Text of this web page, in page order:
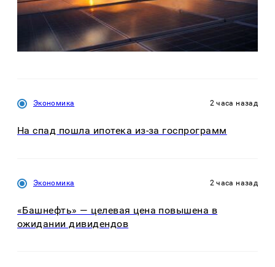
Экономика 2 часа назад
На спад пошла ипотека из-за госпрограмм
Экономика 2 часа назад
«Башнефть» — целевая цена повышена в
ожидании дивидендов